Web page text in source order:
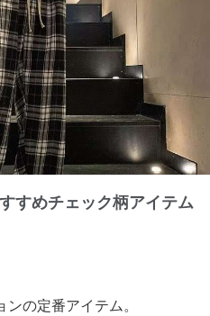
すめチェック柄アイテム
の定番アイテム。